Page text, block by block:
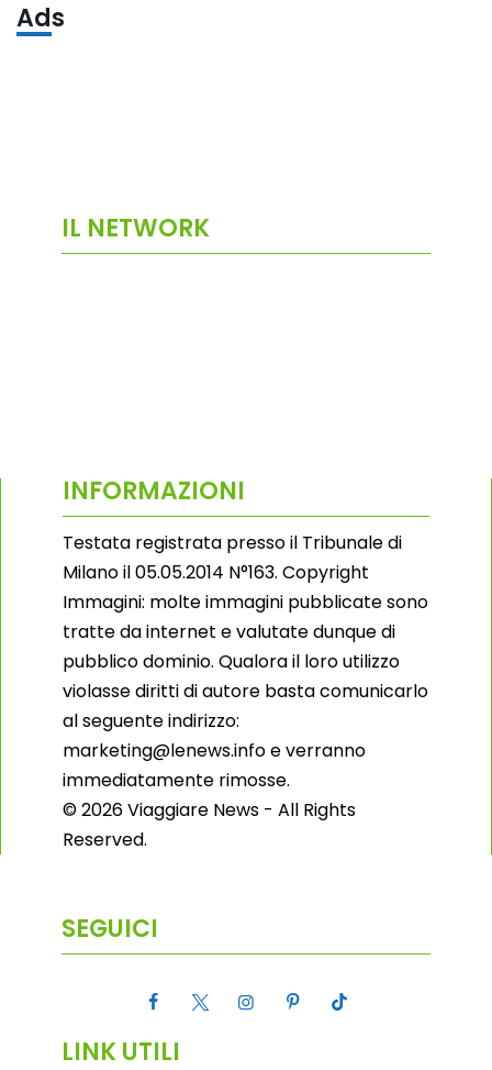
Ads
IL NETWORK
INFORMAZIONI
Testata registrata presso il Tribunale di
Milano il 05.05.2014 N°163. Copyright
Immagini: molte immagini pubblicate sono
tratte da internet e valutate dunque di
pubblico dominio. Qualora il loro utilizzo
violasse diritti di autore basta comunicarlo
al seguente indirizzo:
marketing@lenews.info e verranno
immediatamente rimosse.
© 2026 Viaggiare News - All Rights
Reserved.
SEGUICI
LINK UTILI